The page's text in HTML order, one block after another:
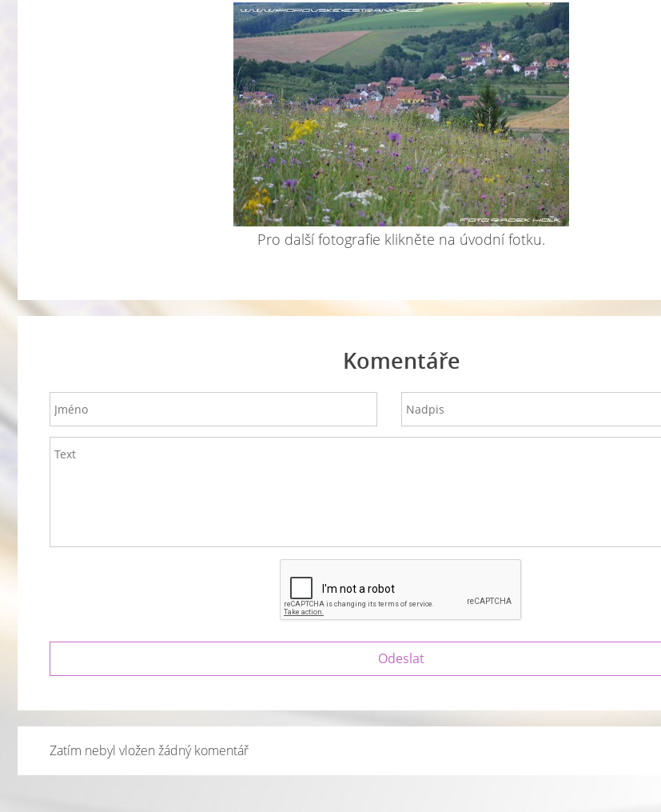
Pro další fotografie klikněte na úvodní fotku.
Komentáře
Zatím nebyl vložen žádný komentář